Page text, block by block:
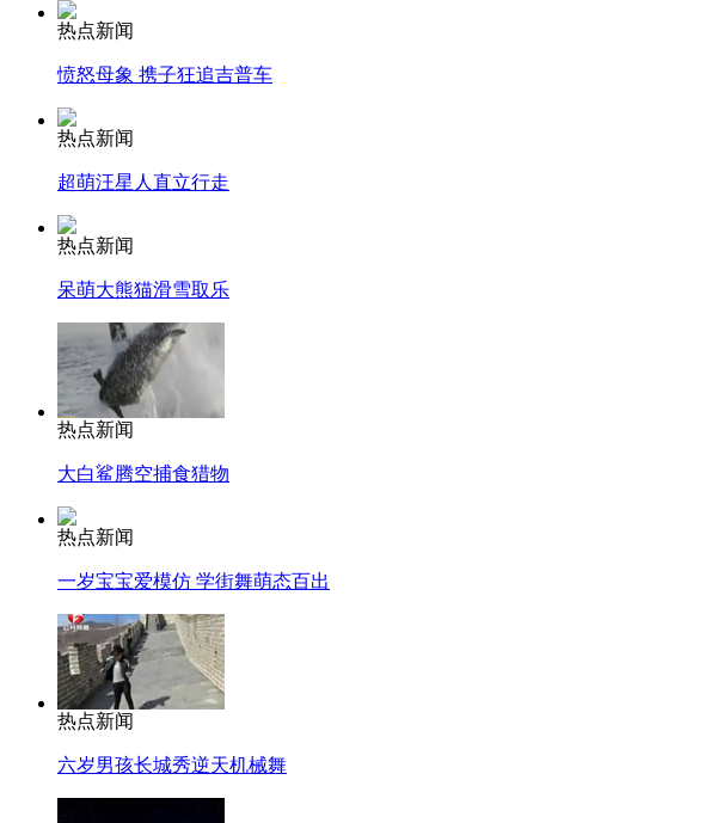
热点新闻
愤怒母象 携子狂追吉普车
热点新闻
超萌汪星人直立行走
热点新闻
呆萌大熊猫滑雪取乐
热点新闻
大白鲨腾空捕食猎物
热点新闻
一岁宝宝爱模仿 学街舞萌态百出
热点新闻
六岁男孩长城秀逆天机械舞